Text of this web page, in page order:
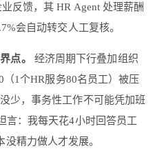
反馈，其 HR Agent 处理薪酬
会自动转交人工复核。
点。
经济周期下行叠加组织
1个HR服务80名员工）被压
少，事务性工作不可能凭加班
言：我每天花4小时回答员工
精力做人才发展。